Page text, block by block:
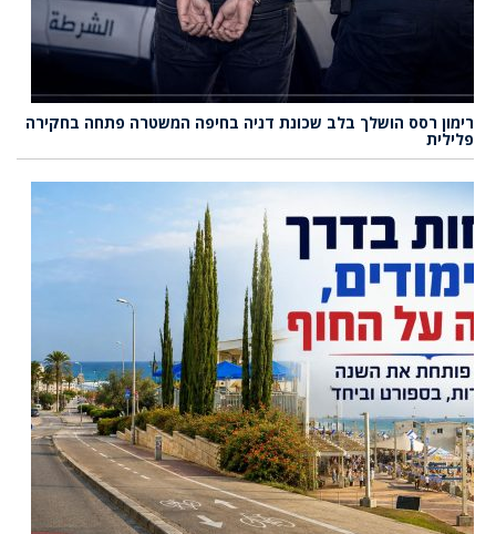
רימון רסס הושלך בלב שכונת דניה בחיפה המשטרה פתחה בחקירה
פלילית